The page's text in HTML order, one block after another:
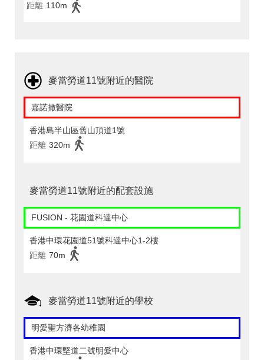
距離 110m
麥當勞道11號附近的醫院
嘉諾撒醫院
香港島半山區舊山頂道1號
距離 320m
麥當勞道11號附近的配套設施
FUSION - 花園道科達中心
香港中環花園道51號科達中心1-2樓
距離 70m
麥當勞道11號附近的學校
明愛聖方濟各幼稚園
香港中環堅道二號明愛中心